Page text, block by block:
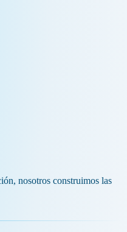
nosotros construimos las